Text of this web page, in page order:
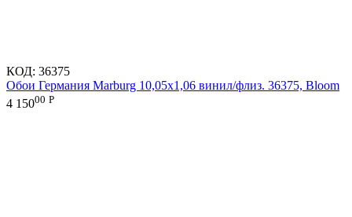
КОД: 36375
Обои Германия Marburg 10,05x1,06 винил/флиз. 36375, Bloom
4 15000 Р